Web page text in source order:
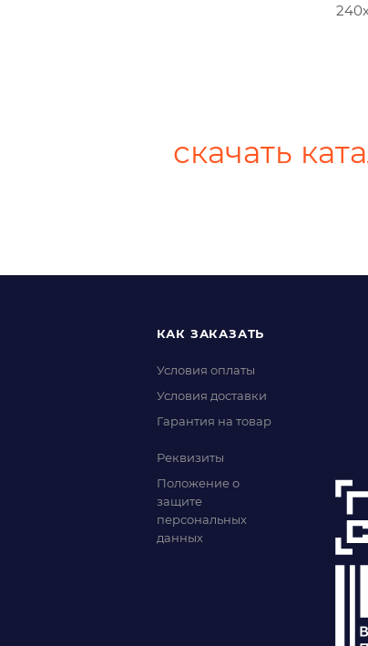
скачать
КАК ЗАКАЗАТЬ
Условия оплаты
Условия доставки
Гарантия на товар
Реквизиты
Положение о
защите
персональных
данных